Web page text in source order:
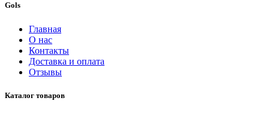
Gols
Главная
О нас
Контакты
Доставка и оплата
Отзывы
Каталог товаров